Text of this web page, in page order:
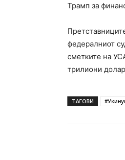
Трамп за
федералниот
сметките на
трилиони
ТАГОВИ